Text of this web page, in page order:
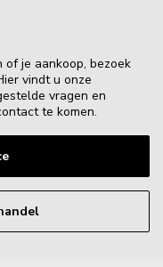
je aankoop, bezoek
vindt u onze
vragen en
te komen.